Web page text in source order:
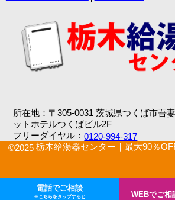
所在地：〒305-0031 茨城県つくば市吾
ットホテルつくばビル2F
フリーダイヤル：0120-994-317
©2025 栃木給湯器センター｜最大90％
電話でご相談
※こちらをタップすると WEBでご相